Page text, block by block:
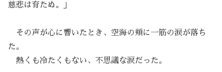
慈悲は育たぬ。」
その声が心に響いたとき、空海の頬に一筋の涙が落ち
た。
熱くも冷たくもない、不思議な涙だった。